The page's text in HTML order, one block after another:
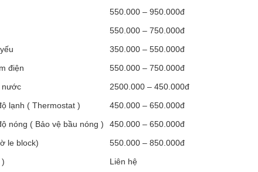
550.000 – 950.000đ
550.000 – 750.000đ
350.000 – 550.000đ
điện
550.000 – 750.000đ
nước
2500.000 – 450.000đ
lạnh ( Thermostat )
450.000 – 650.000đ
nóng ( Bảo vệ bầu nóng )
450.000 – 650.000đ
le block)
550.000 – 850.000đ
Liên hệ